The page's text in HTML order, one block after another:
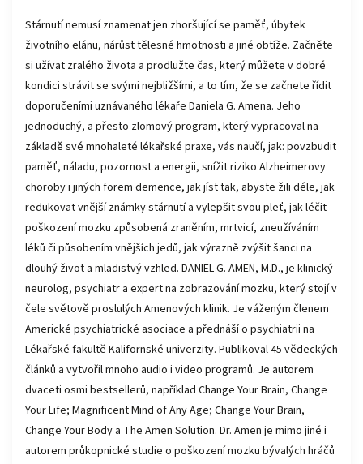
Stárnutí nemusí znamenat jen zhoršující se paměť, úbytek
životního elánu, nárůst tělesné hmotnosti a jiné obtíže. Začněte
si užívat zralého života a prodlužte čas, který můžete v dobré
kondici strávit se svými nejbližšími, a to tím, že se začnete řídit
doporučeními uznávaného lékaře Daniela G. Amena. Jeho
jednoduchý, a přesto zlomový program, který vypracoval na
základě své mnohaleté lékařské praxe, vás naučí, jak: povzbudit
paměť, náladu, pozornost a energii, snížit riziko Alzheimerovy
choroby i jiných forem demence, jak jíst tak, abyste žili déle, jak
redukovat vnější známky stárnutí a vylepšit svou pleť, jak léčit
poškození mozku způsobená zraněním, mrtvicí, zneužíváním
léků či působením vnějších jedů, jak výrazně zvýšit šanci na
dlouhý život a mladistvý vzhled. DANIEL G. AMEN, M.D., je klinický
neurolog, psychiatr a expert na zobrazování mozku, který stojí v
čele světově proslulých Amenových klinik. Je váženým členem
Americké psychiatrické asociace a přednáší o psychiatrii na
Lékařské fakultě Kalifornské univerzity. Publikoval 45 vědeckých
článků a vytvořil mnoho audio i video programů. Je autorem
dvaceti osmi bestsellerů, například Change Your Brain, Change
Your Life; Magnificent Mind of Any Age; Change Your Brain,
Change Your Body a The Amen Solution. Dr. Amen je mimo jiné i
autorem průkopnické studie o poškození mozku bývalých hráčů